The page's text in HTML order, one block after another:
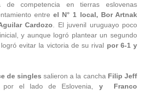
de competencia en tierras eslovenas
entre el N° 1 local, Bor Artnak
Cardozo . El juvenil uruguayo poco
y aunque logró plantear un segundo
evitar la victoria de su rival por 6-1 y
de singles salieron a la cancha Filip Jeff
el lado de Eslovenia, y Franco